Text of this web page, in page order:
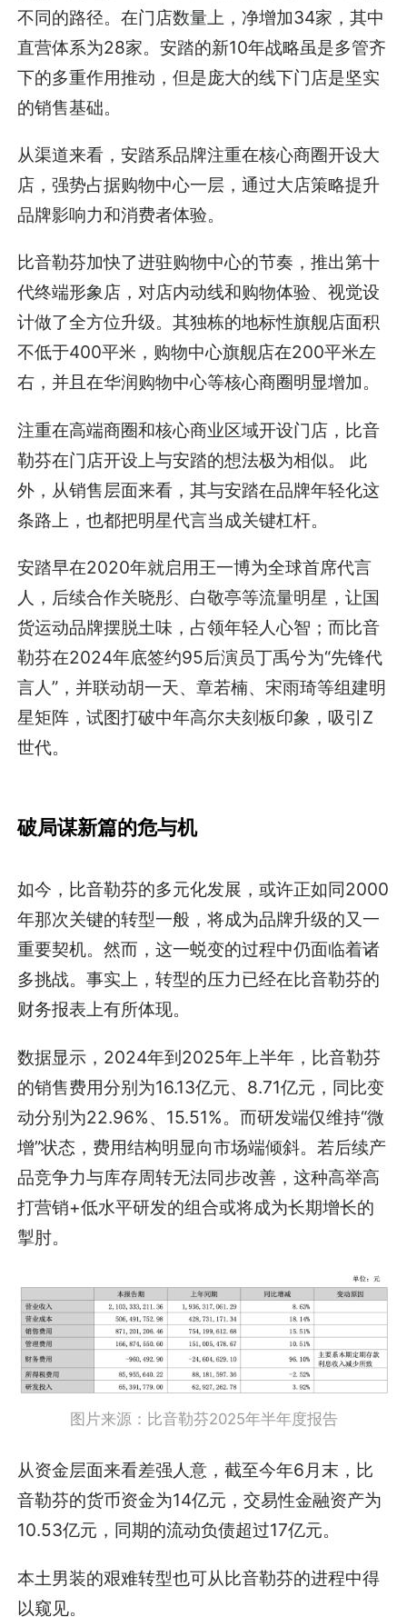
不同的路径。在门店数量上，净增加34家，其中
直营体系为28家。安踏的新10年战略虽是多管齐
下的多重作用推动，但是庞大的线下门店是坚实
的销售基础。
从渠道来看，安踏系品牌注重在核心商圈开设大
店，强势占据购物中心一层，通过大店策略提升
品牌影响力和消费者体验。
比音勒芬加快了进驻购物中心的节奏，推出第十
代终端形象店，对店内动线和购物体验、视觉设
计做了全方位升级。其独栋的地标性旗舰店面积
不低于400平米，购物中心旗舰店在200平米左
右，并且在华润购物中心等核心商圈明显增加。
注重在高端商圈和核心商业区域开设门店，比音
勒芬在门店开设上与安踏的想法极为相似。 此
外，从销售层面来看，其与安踏在品牌年轻化这
条路上，也都把明星代言当成关键杠杆。
安踏早在2020年就启用王一博为全球首席代言
人，后续合作关晓彤、白敬亭等流量明星，让国
货运动品牌摆脱土味，占领年轻人心智；而比音
勒芬在2024年底签约95后演员丁禹兮为“先锋代
言人”，并联动胡一天、章若楠、宋雨琦等组建明
星矩阵，试图打破中年高尔夫刻板印象，吸引Z
世代。
破局谋新篇的危与机
如今，比音勒芬的多元化发展，或许正如同2000
年那次关键的转型一般，将成为品牌升级的又一
重要契机。然而，这一蜕变的过程中仍面临着诸
多挑战。事实上，转型的压力已经在比音勒芬的
财务报表上有所体现。
数据显示，2024年到2025年上半年，比音勒芬
的销售费用分别为16.13亿元、8.71亿元，同比变
动分别为22.96%、15.51%。而研发端仅维持“微
增”状态，费用结构明显向市场端倾斜。若后续产
品竞争力与库存周转无法同步改善，这种高举高
打营销+低水平研发的组合或将成为长期增长的
掣肘。
图片来源：比音勒芬2025年半年度报告
从资金层面来看差强人意，截至今年6月末，比
音勒芬的货币资金为14亿元，交易性金融资产为
10.53亿元，同期的流动负债超过17亿元。
本土男装的艰难转型也可从比音勒芬的进程中得
以窥见。